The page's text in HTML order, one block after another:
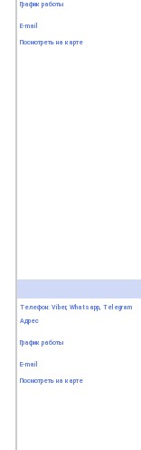
График работы
E-mail
Посмотреть на карте
Телефон: Viber, Whatsapp, Telegram
Адрес
График работы
E-mail
Посмотреть на карте